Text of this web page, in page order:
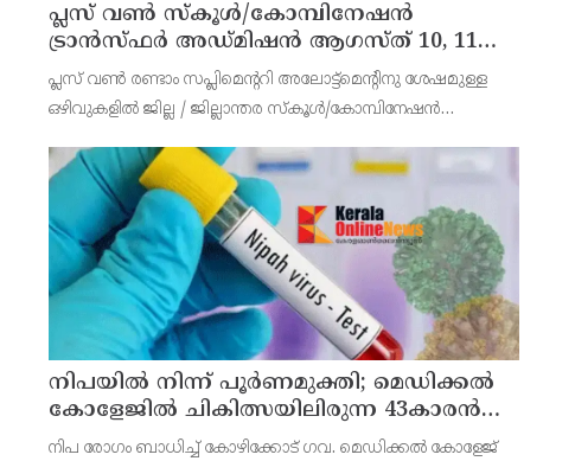
പ്ലസ് വൺ സ്‌കൂൾ/കോമ്പിനേഷൻ
ട്രാൻസ്ഫർ അഡ്മിഷൻ ആഗസ്ത് 10, 11
തീയതികളിൽ
പ്ലസ് വൺ രണ്ടാം സപ്ലിമെന്ററി അലോട്ട്‌മെന്റിനു ശേഷമുള്ള
ഒഴിവുകളിൽ ജില്ല / ജില്ലാന്തര സ്‌കൂൾ/കോമ്പിനേഷൻ
ആഗസ്റ്റ് 7 ന് വൈകിട്ട് 4 മണി വരെ നൽകിയിരുന്നു
നിപയിൽ നിന്ന് പൂർണമുക്തി; മെഡിക്കൽ
കോളേജിൽ ചികിത്സയിലിരുന്ന 43കാരൻ
വീട്ടിലേക്ക് മടങ്ങി
നിപ രോഗം ബാധിച്ച് കോഴിക്കോട് ഗവ. മെഡിക്കൽ കോളേജ്